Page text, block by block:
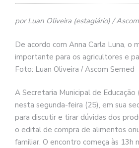
por Luan Oliveira (estagiário) /
De acordo com Anna Carla Luna, o
importante para os agricultores e
Foto: Luan Oliveira / Ascom Semed
A Secretaria Municipal de Educação
nesta segunda-feira (25), em sua
para discutir e tirar dúvidas dos
o edital de compra de alimentos
familiar. O encontro começa às 13h